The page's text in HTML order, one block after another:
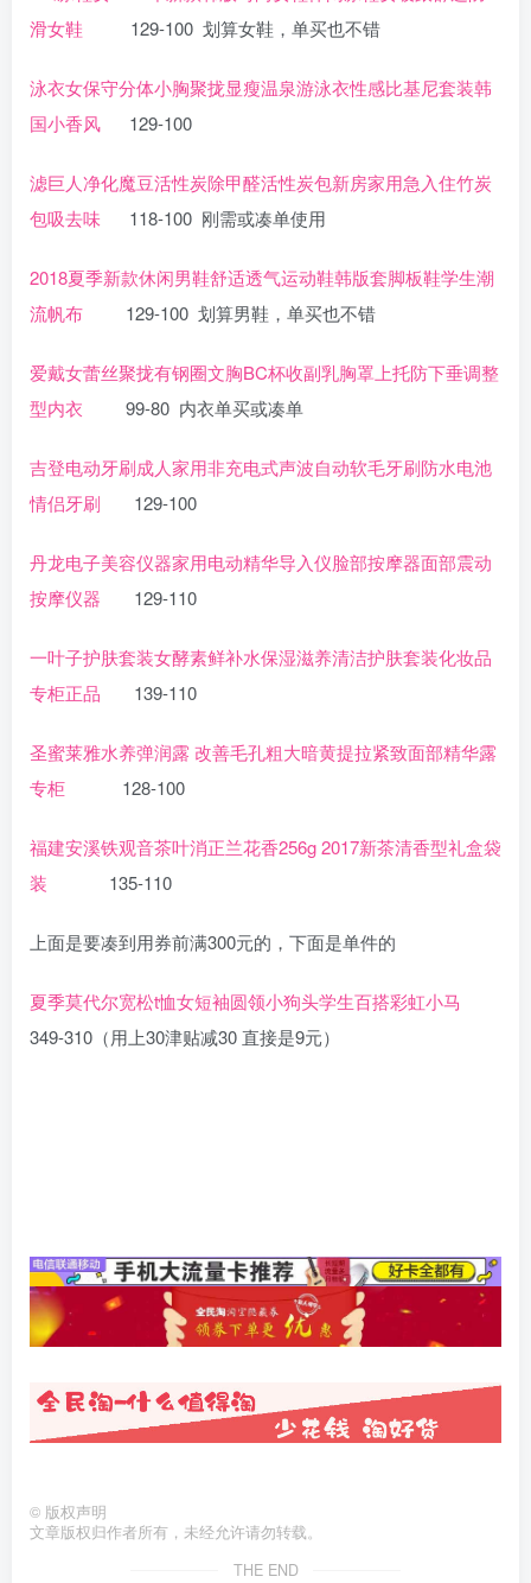
滑女鞋 129-100 划算女鞋，单买也不错
泳衣女保守分体小胸聚拢显瘦温泉游泳衣性感比基尼套装韩
国小香风 129-100
滤巨人净化魔豆活性炭除甲醛活性炭包新房家用急入住竹炭
包吸去味 118-100 刚需或凑单使用
2018夏季新款休闲男鞋舒适透气运动鞋韩版套脚板鞋学生潮
流帆布 129-100 划算男鞋，单买也不错
爱戴女蕾丝聚拢有钢圈文胸BC杯收副乳胸罩上托防下垂调整
型内衣
99-80 内衣单买或凑单
吉登电动牙刷成人家用非充电式声波自动软毛牙刷防水电池
情侣牙刷 129-100
丹龙电子美容仪器家用电动精华导入仪脸部按摩器面部震动
按摩仪器 129-110
一叶子护肤套装女酵素鲜补水保湿滋养清洁护肤套装化妆品
专柜正品 139-110
圣蜜莱雅水养弹润露 改善毛孔粗大暗黄提拉紧致面部精华露
专柜 128-100
福建安溪铁观音茶叶消正兰花香256g 2017新茶清香型礼盒袋
装 135-110
上面是要凑到用券前满300元的，下面是单件的
夏季莫代尔宽松t恤女短袖圆领小狗头学生百搭彩虹小马
349-310（用上30津贴减30 直接是9元）
© 版权声明
文章版权归作者所有，未经允许请勿转载。
THE END